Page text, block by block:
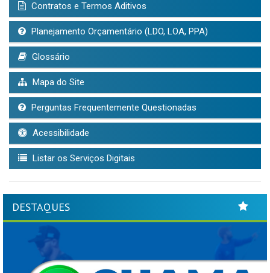
Contratos e Termos Aditivos
Planejamento Orçamentário (LDO, LOA, PPA)
Glossário
Mapa do Site
Perguntas Frequentemente Questionadas
Acessibilidade
Listar os Serviços Digitais
DESTAQUES